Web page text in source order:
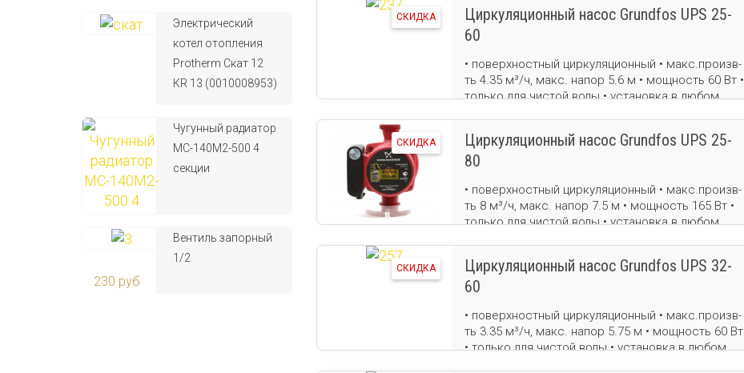
СКИДКА
Циркуляционный насос Grundfos UPS 25-
60
• поверхностный циркуляционный • макс.произв-
ть 4.35 м³/ч, макс. напор 5.6 м • мощность 60 Вт •
только для чистой воды • установка в любом
СКИДКА
Циркуляционный насос Grundfos UPS 25-
80
• поверхностный циркуляционный • макс.произв-
ть 8 м³/ч, макс. напор 7.5 м • мощность 165 Вт •
только для чистой воды • установка в любом
СКИДКА
Циркуляционный насос Grundfos UPS 32-
60
• поверхностный циркуляционный • макс.произв-
ть 3.35 м³/ч, макс. напор 5.75 м • мощность 60 Вт
• только для чистой воды • установка в любом
Электрический
котел отопления
Protherm Скат 12
КR 13 (0010008953)
Чугунный радиатор
МС-140М2-500 4
секции
Вентиль запорный
1/2
230 руб